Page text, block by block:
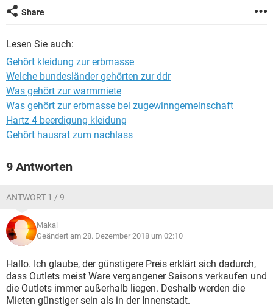
Share
Lesen Sie auch:
Gehört kleidung zur erbmasse
Welche bundesländer gehörten zur ddr
Was gehört zur warmmiete
Was gehört zur erbmasse bei zugewinngemeinschaft
Hartz 4 beerdigung kleidung
Gehört hausrat zum nachlass
9 Antworten
ANTWORT 1 / 9
Makai
Geändert am 28. Dezember 2018 um 02:10
Hallo. Ich glaube, der günstigere Preis erklärt sich dadurch,
dass Outlets meist Ware vergangener Saisons verkaufen und
die Outlets immer außerhalb liegen. Deshalb werden die
Mieten günstiger sein als in der Innenstadt.